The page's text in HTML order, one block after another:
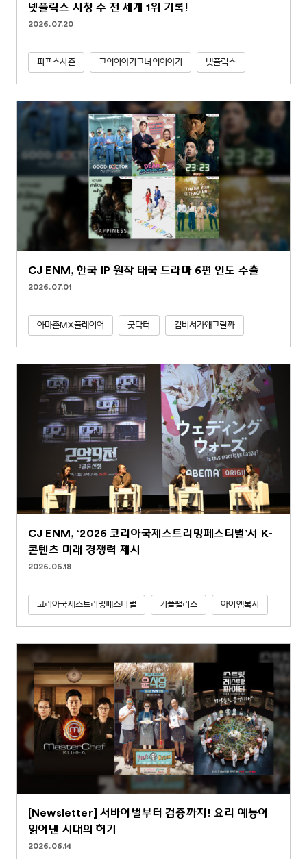
넷플릭스 시청 수 전 세계 1위 기록!
2026.07.20
피프스시즌 그의이야기그녀의이야기 넷플릭스
CJ ENM, 한국 IP 원작 태국 드라마 6편 인도 수출
2026.07.01
아마존MX플레이어 굿닥터 김비서가왜그럴까
CJ ENM, ‘2026 코리아국제스트리밍페스티벌’서 K-
콘텐츠 미래 경쟁력 제시
2026.06.18
코리아국제스트리밍페스티벌 커플팰리스 아이엠복서
[Newsletter] 서바이벌부터 검증까지! 요리 예능이
읽어낸 시대의 허기
2026.06.14